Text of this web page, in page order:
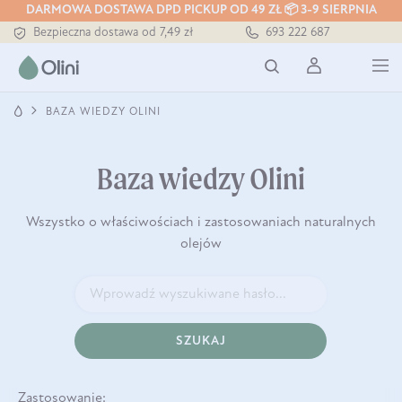
DARMOWA DOSTAWA DPD PICKUP OD 49 ZŁ 📦 3-9 SIERPNIA
Tłoczony zawsze na zimno
Bezpieczna dostawa od 7,49 zł
Tłoczony zawsze na zimno
693 222 687
BAZA WIEDZY OLINI
Baza wiedzy Olini
Wszystko o właściwościach i zastosowaniach naturalnych
olejów
SZUKAJ
Zastosowanie: